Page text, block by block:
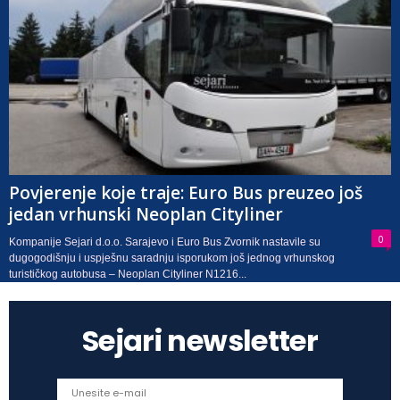
Povjerenje koje traje: Euro Bus preuzeo još
jedan vrhunski Neoplan Cityliner
0
Kompanije Sejari d.o.o. Sarajevo i Euro Bus Zvornik nastavile su
dugogodišnju i uspješnu saradnju isporukom još jednog vrhunskog
turističkog autobusa – Neoplan Cityliner N1216...
Sejari newsletter